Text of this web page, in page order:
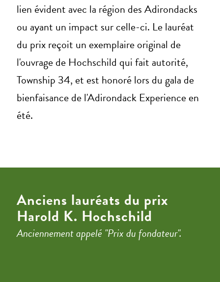
lien évident avec la région des Adirondacks
ou ayant un impact sur celle-ci. Le lauréat
du prix reçoit un exemplaire original de
l'ouvrage de Hochschild qui fait autorité,
Township 34, et est honoré lors du gala de
bienfaisance de l'Adirondack Experience en
été.
Anciens lauréats du prix
Harold K. Hochschild
Anciennement appelé "Prix du fondateur".